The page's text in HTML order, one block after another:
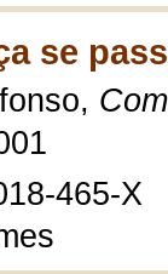
se
465-X